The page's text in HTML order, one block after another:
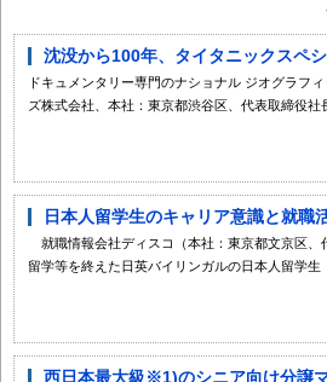
沈没から100年、タイタニックスペ
ドキュメンタリー専門のナショナル ジオグラフ
ズ株式会社、本社：東京都渋谷区、代表取締役社
日本人留学生のキャリア意識と就職
就職情報会社ディスコ（本社：東京都文京区、
留学等を終えた日英バイリンガルの日本人留学生
西日本最大級※1)のシニア向け分譲